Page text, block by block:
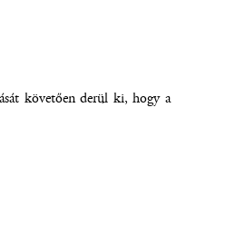
követően derül ki, hogy a